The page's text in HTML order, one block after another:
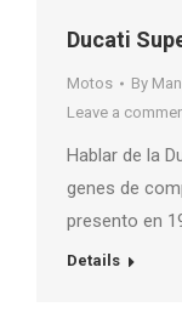
Ducati
Motos By
Leave a
Hablar de la
genes de
presento en
Details